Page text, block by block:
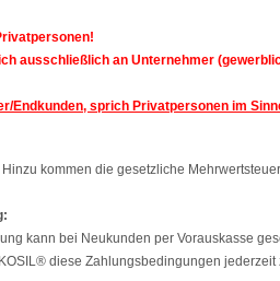
ausschließlich an Unternehmer
Endkunden, sprich Privatpersonen im
kommen die gesetzliche
kann bei Neukunden per Vorauskasse
diese Zahlungsbedingungen jederzeit